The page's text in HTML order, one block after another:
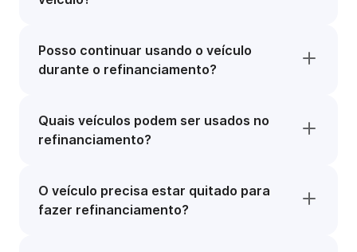
Posso continuar usando o veículo
durante o refinanciamento?
Quais veículos podem ser usados no
refinanciamento?
O veículo precisa estar quitado para
fazer refinanciamento?